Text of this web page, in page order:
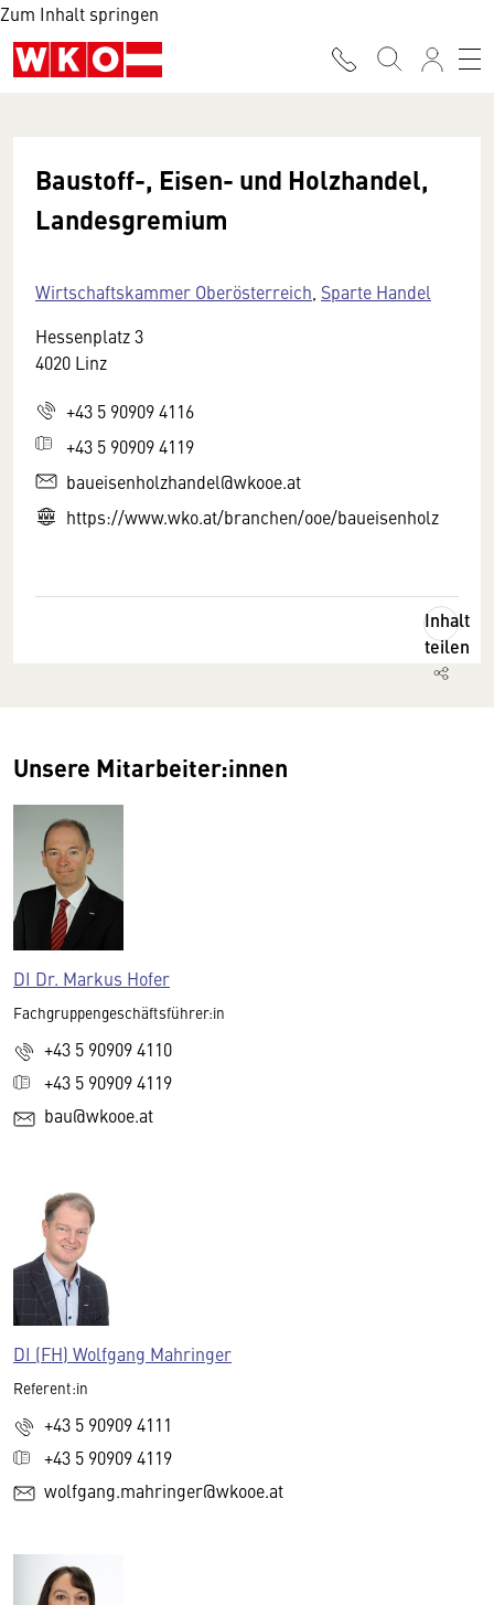
Zum Inhalt springen
Baustoff-, Eisen- und Holzhandel,
Landesgremium
Wirtschaftskammer Oberösterreich Sparte Handel
Hessenplatz 3
4020 Linz
+43 5 90909 4116
+43 5 90909 4119
baueisenholzhandel@wkooe.at
https://www.wko.at/branchen/ooe/baueisenholz
Inhalt
teilen
Unsere Mitarbeiter:innen
DI Dr. Markus Hofer
Fachgruppengeschäftsführer:in
+43 5 90909 4110
+43 5 90909 4119
bau@wkooe.at
DI (FH) Wolfgang Mahringer
Referent:in
+43 5 90909 4111
+43 5 90909 4119
wolfgang.mahringer@wkooe.at